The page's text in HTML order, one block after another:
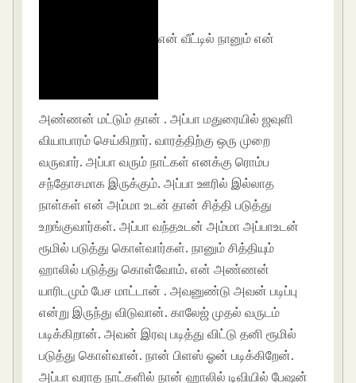
என் வீட்டில் நானும் என்
அண்ணன் மட்டும் தான் . அப்பா மதுரையில் ஜவுளி
வியாபாரம் செய்கிறார். வாரத்திற்கு ஒரு முறை
வருவார். அப்பா வரும் நாட்கள் எனக்கு ரொம்ப
சந்தோசமாக இருக்கும். அப்பா ஊரில் இல்லாத
நாள்கள் என் அம்மா உடன் தான் சித்தி படுத்து
உறங்குவார்கள். அப்பா வந்தஉடன் அம்மா அப்பாஉடன்
ரூமில் படுத்து கொள்வார்கள். நானும் சித்தியும்
ஹாலில் படுத்து கொள்வோம். என் அண்ணன்
யாரிடமும் பேச மாட்டான் . அவனுண்டு அவன் படிப்பு
என்று இருந்து விடுவான். காலேஜ் முதல் வருடம்
படிக்கிறான். அவன் இரவு படித்து விட்டு தனி ரூமில்
படுத்து கொள்வான். நான் பிளஸ் ஓன் படிக்கிறேன்.
அப்பா வராத நாட்களில் நான் ஹாலில் டிவியில் பேஷன்